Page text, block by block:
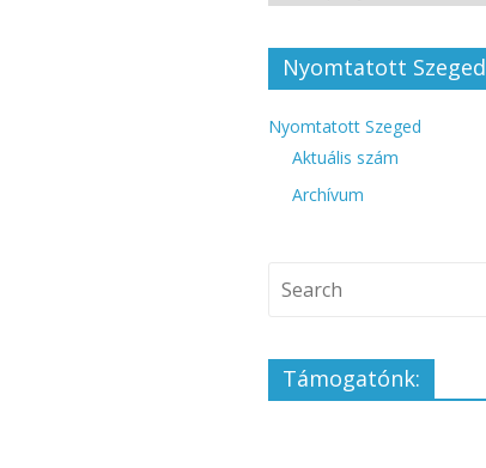
Nyomtatott Szeged
Nyomtatott Szeged
Aktuális szám
Archívum
Támogatónk: